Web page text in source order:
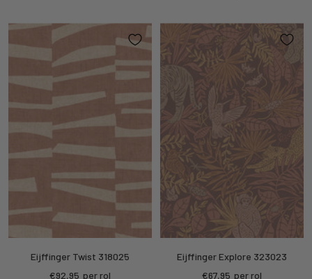
Eijffinger Twist 318025
Sale
€92,95 per rol
Eijffinger Explore 323023
Sale
€67,95 per rol